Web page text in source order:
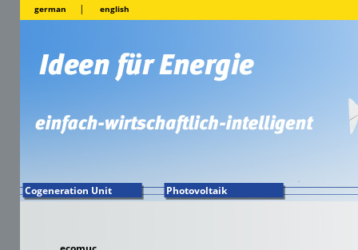
german | english
Cogeneration Unit Photovoltaik